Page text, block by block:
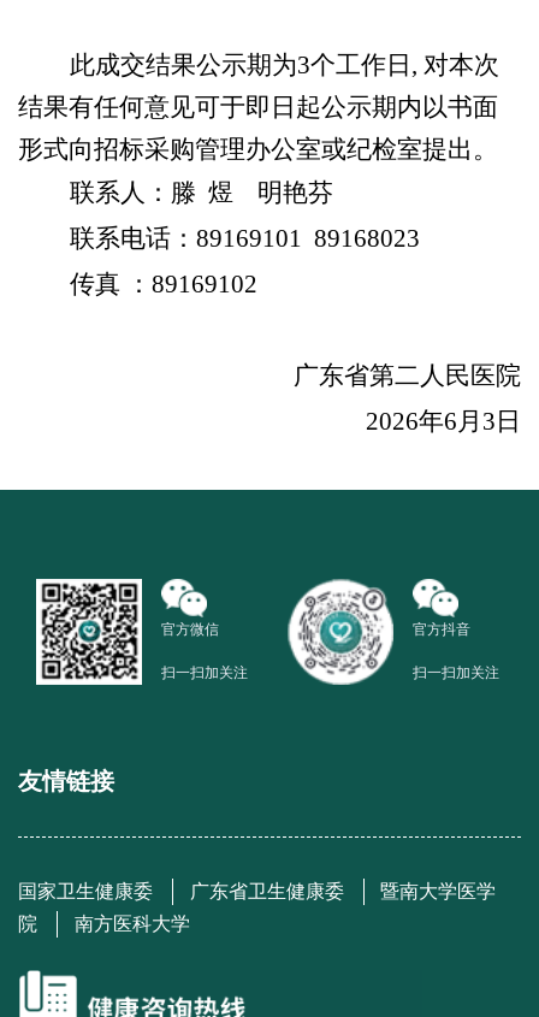
此成交结果公示期为3个工作日 , 对本次
结果有任何意见可于即日起公示期内以书面
形式向招标采购管理办公室或纪检室提出。
联系人：滕 煜
明艳芬
联系电话： 89169101 89168023
传真 ： 89169102
广东省第二人民医院
2026年6月 3 日
官方微信
扫一扫加关注
官方抖音
扫一扫加关注
友情链接
国家卫生健康委 广东省卫生健康委
暨南大学医学
院
南方医科大学